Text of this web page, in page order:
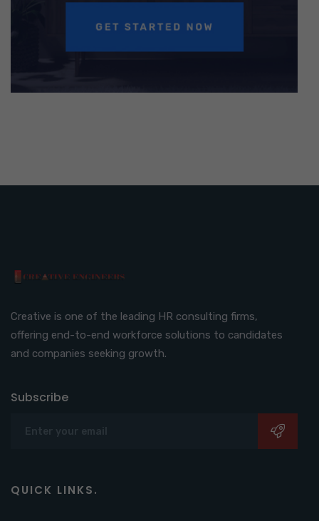
Creative is one of the leading HR consulting firms,
offering end-to-end workforce solutions to candidates
and companies seeking growth.
Subscribe
QUICK LINKS.